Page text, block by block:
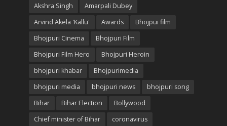
Akshra Singh
Amarpali Dubey
Arvind Akela 'Kallu'
Awards
Bhojpui film
Bhojpuri Cinema
Bhojpuri Film
Bhojpuri Film Hero
Bhojpuri Heroin
bhojpuri khabar
Bhojpurimedia
bhojpuri media
bhojpuri news
bhojpuri song
Bihar
Bihar Election
Bollywood
Chief minister of Bihar
coronavirus